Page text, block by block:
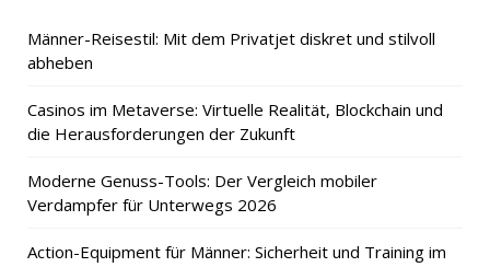
Männer-Reisestil: Mit dem Privatjet diskret und stilvoll
abheben
Casinos im Metaverse: Virtuelle Realität, Blockchain und
die Herausforderungen der Zukunft
Moderne Genuss-Tools: Der Vergleich mobiler
Verdampfer für Unterwegs 2026
Action-Equipment für Männer: Sicherheit und Training im